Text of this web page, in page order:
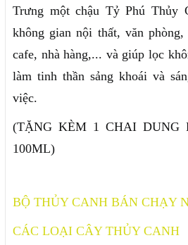
Trưng một chậu Tỷ Phú Thủy
không gian nội thất, văn phòng,
cafe, nhà hàng,... và giúp lọc
làm tinh thần sảng khoái và
việc.
(TẶNG KÈM 1 CHAI DUNG
100ML)
BỘ THỦY CANH BÁN CHẠY
CÁC LOẠI CÂY THỦY CANH